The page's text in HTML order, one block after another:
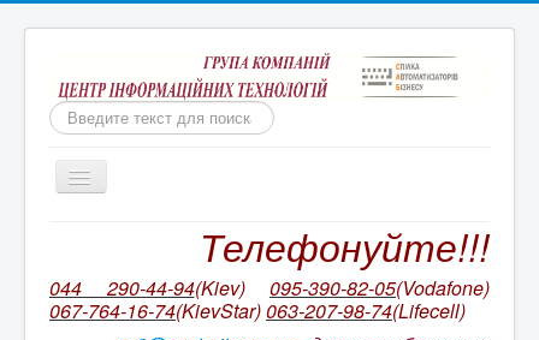
Пошук
Включить/
выключить
Бухгалтерія для неприбуткових організацій
Бухгалтерський облік КОРП для неприбуткових
організацій України
Телефонуйте!!!
044 290-44-94(Kiev) 095-390-82-05(Vodafone)
067-764-16-74(KievStar)063-207-98-74(Lifecell)